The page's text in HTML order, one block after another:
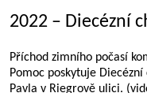
2022 – Diecézní
Příchod zimního počasí
Pomoc poskytuje
Pavla v Riegrově ulici.